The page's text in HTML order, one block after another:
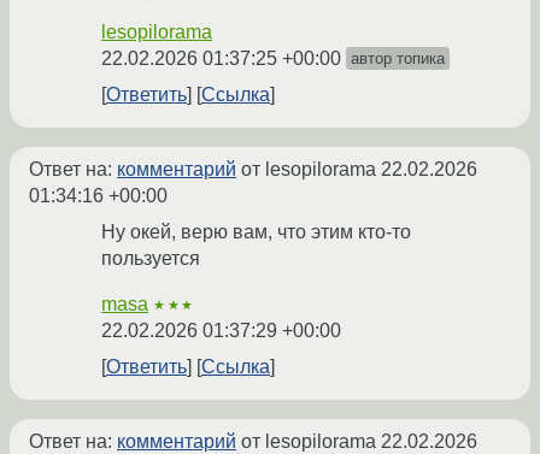
lesopilorama
22.02.2026 01:37:25 +00:00 автор топика
Ответить Ссылка
Ответ на: комментарий от lesopilorama 22.02.2026
01:34:16 +00:00
Ну окей, верю вам, что этим кто-то
пользуется
masa ★★★
22.02.2026 01:37:29 +00:00
Ответить
Ссылка
Ответ на: комментарий от lesopilorama 22.02.2026